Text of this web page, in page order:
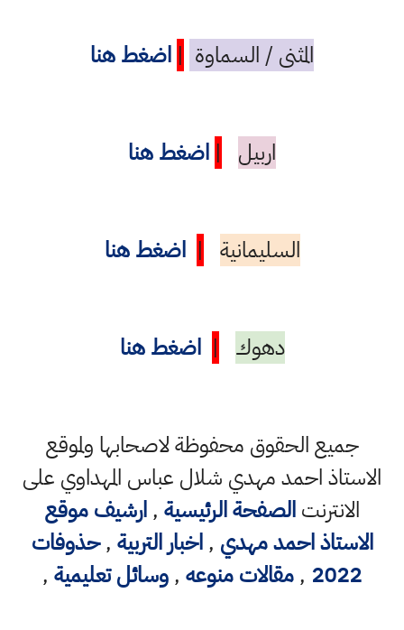
المثنى / السماوة | اضغط هنا
اربيل | اضغط هنا
السليمانية | اضغط هنا
دهوك | اضغط هنا
جميع الحقوق محفوظة لاصحابها ولموقع
الاستاذ احمد مهدي شلال عباس المهداوي على
الانترنتالصفحة الرئيسية ,ارشيف موقع
الاستاذ احمد مهدي ,اخبار التربية ,حذوفات
2022
,مقالات منوعه ,وسائل تعليمية ,